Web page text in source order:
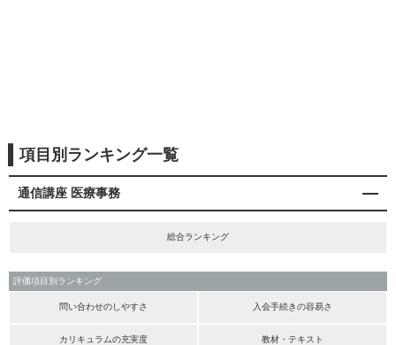
項目別ランキング一覧
通信講座 医療事務
総合ランキング
評価項目別ランキング
問い合わせのしやすさ 入会手続きの容易さ
カリキュラムの充実度 教材・テキスト